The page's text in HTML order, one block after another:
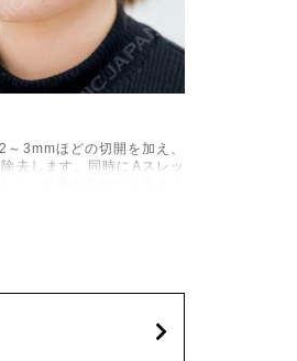
3mmほどの切開を加え、
去します。同時にAスレッ
し、皮膚を内側から引き上
き攣れ感などが術後一時的
、施術箇所の知覚鈍麻、ぼ